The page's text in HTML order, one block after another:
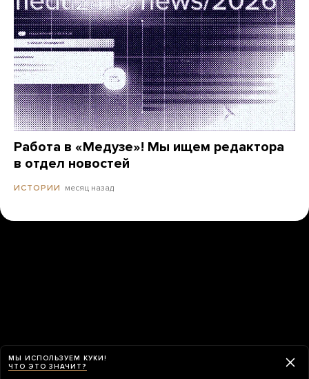
Работа в «Медузе»! Мы ищем редактора
в отдел новостей
ИСТОРИИ месяц назад
МЫ ИСПОЛЬЗУЕМ КУКИ!
ЧТО ЭТО ЗНАЧИТ?